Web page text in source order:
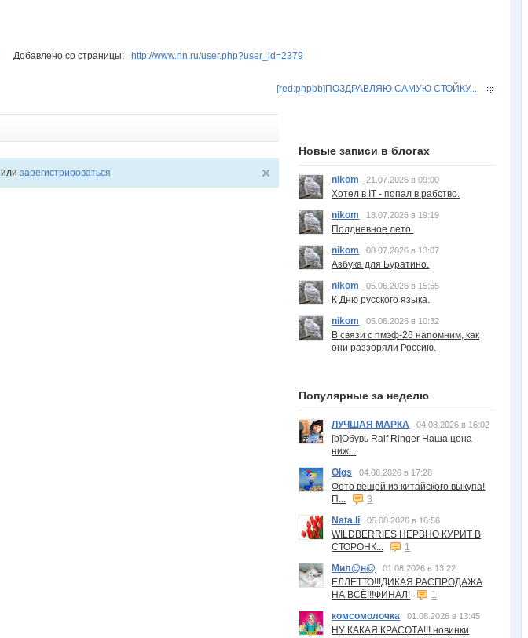
Добавлено со страницы: http://www.nn.ru/user.php?user_id=2379
[red:phpbb]ПОЗДРАВЛЯЮ САМУЮ СТОЙКУ...
или зарегистрироваться
Новые записи в блогах
nikom 21.07.2026 в 09:00
Хотел в IT - попал в рабство.
nikom
18.07.2026 в 19:19
Полдневное лето.
nikom
08.07.2026 в 13:07
Азбука для Буратино.
nikom
05.06.2026 в 15:55
К Дню русского языка.
nikom
05.06.2026 в 10:32
В связи с пмэф-26 напомним, как
они раззоряли Россию.
Популярные за неделю
ЛУЧШАЯ МАРКА 04.08.2026 в 16:02
[b]Обувь Ralf Ringer Наша цена
ниж...
Olgs
04.08.2026 в 17:28
Фото вещей из китайского выкупа!
П...
3
Nata.li
05.08.2026 в 16:56
WILDBERRIES НЕРВНО КУРИТ В
СТОРОНК...
1
Мил@н@
01.08.2026 в 13:22
ЕЛЛЕТТО!!!ДИКАЯ РАСПРОДАЖА
НА ВСЁ!!!ФИНАЛ!
1
комсомолочка
01.08.2026 в 13:45
НУ КАКАЯ КРАСОТА!!! новинки